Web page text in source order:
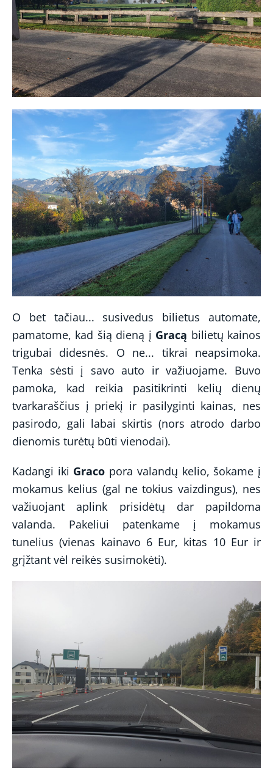
O bet tačiau... susivedus bilietus automate,
pamatome, kad šią dieną į Gracą bilietų kainos
trigubai didesnės. O ne... tikrai neapsimoka.
Tenka sėsti į savo auto ir važiuojame. Buvo
pamoka, kad reikia pasitikrinti kelių dienų
tvarkaraščius į priekį ir pasilyginti kainas, nes
pasirodo, gali labai skirtis (nors atrodo darbo
dienomis turėtų būti vienodai).
Kadangi iki Graco pora valandų kelio, šokame į
mokamus kelius (gal ne tokius vaizdingus), nes
važiuojant aplink prisidėtų dar papildoma
valanda. Pakeliui patenkame į mokamus
tunelius (vienas kainavo 6 Eur, kitas 10 Eur ir
grįžtant vėl reikės susimokėti).